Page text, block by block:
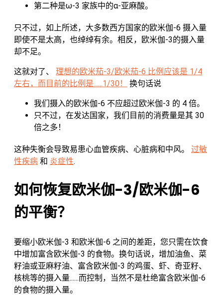
第二种是ω-3 家族中的α-亚麻酸。
只不过，如上所述，大多数西方国家的欧米伽-6 摄入量
即使不是太高，也绰绰有余。相反，欧米伽-3的摄入量
却不足。
这就对了、 理想的欧米茄-3/欧米茄-6 比例应该是 1/4
左右，而目前的比例是......1/30！
换句话说
我们摄入的欧米伽-6 不应超过欧米伽-3 的 4 倍。
只不过，在发达国家，我们目前的消费量是其 30
倍之多！
这种失衡会导致易患心血管疾病、心脏病和中风。 过敏
性疾病 和 炎症性.
如何恢复欧米伽-3/欧米伽-6
的平衡？
要缩小欧米伽-3 和欧米伽-6 之间的差距，您只需在饮食
中增加富含欧米伽-3 的食物。换句话说，增加油鱼、菜
籽油或亚麻籽油、富含欧米伽-3 的鸡蛋、虾、奇亚籽、
核桃等的摄入量......而控制，当然不是杜绝富含欧米伽-6
的食物的摄入量。